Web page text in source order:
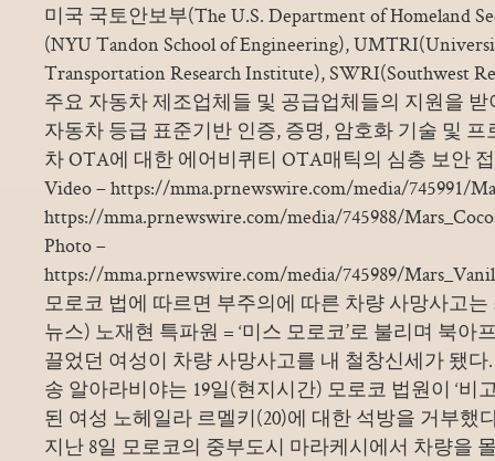
미국 국토안보부(The U.S. Department of Homeland
(NYU Tandon School of Engineering),
Transportation Research Institute), SWRI(Southwest
주요 자동차 제조업체들 및 공급업체들의 지원을
자동차 등급 표준기반 인증, 증명, 암호화 기술 및
차 OTA에 대한 에어비퀴티 OTA매틱의 심층 보안
Video – https://mma.prnewswire.com/media/745991/
https://mma.prnewswire.com/media/745988/
Photo –
https://mma.prnewswire.com/media/745989/
모로코 법에 따르면 부주의에 따른 차량 사망사고
뉴스) 노재현 특파원 = ‘미스 모로코’로 불리며 북아
끌었던 여성이 차량 사망사고를 내 철창신세가 됐
송 알아라비야는 19일(현지시간) 모로코 법원이 ‘비
된 여성 노헤일라 르멜키(20)에 대한 석방을 거부했
지난 8일 모로코의 중부도시 마라케시에서 차량을